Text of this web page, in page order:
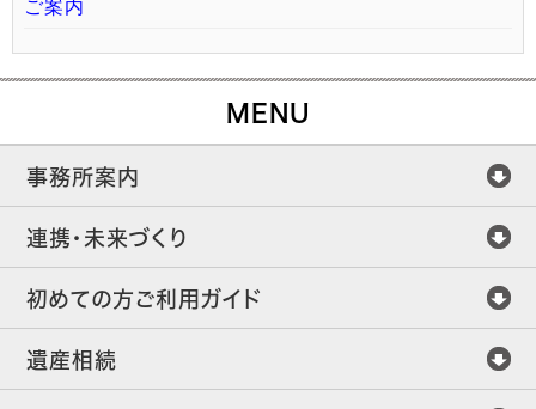
ご案内
MENU
事務所案内
連携・未来づくり
初めての方ご利用ガイド
遺産相続